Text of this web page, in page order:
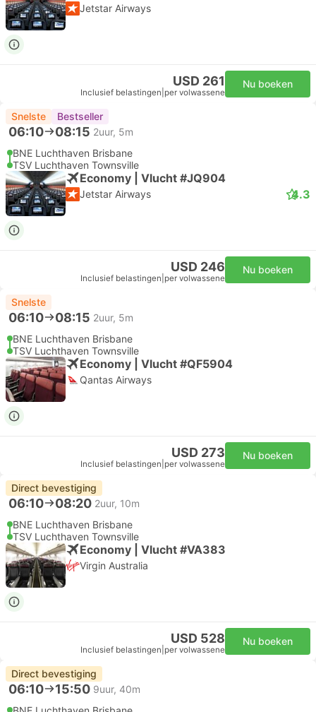
Jetstar Airways
USD 261
Inclusief belastingen per volwassene
Nu boeken
Snelste Bestseller
06:10 08:15 2uur, 5m
BNE Luchthaven Brisbane
TSV Luchthaven Townsville
Economy | Vlucht #JQ904
Jetstar Airways 4.3
USD 246
Inclusief belastingen per volwassene
Nu boeken
Snelste
06:10 08:15 2uur, 5m
BNE Luchthaven Brisbane
TSV Luchthaven Townsville
Economy | Vlucht #QF5904
Qantas Airways
USD 273
Inclusief belastingen per volwassene
Nu boeken
Direct bevestiging
06:10 08:20 2uur, 10m
BNE Luchthaven Brisbane
TSV Luchthaven Townsville
Economy | Vlucht #VA383
Virgin Australia
USD 528
Inclusief belastingen per volwassene
Nu boeken
Direct bevestiging
06:10 15:50 9uur, 40m